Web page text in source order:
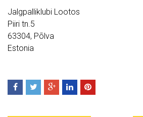
Jalgpalliklubi Lootos
Piiri tn.5
63304, Põlva
Estonia